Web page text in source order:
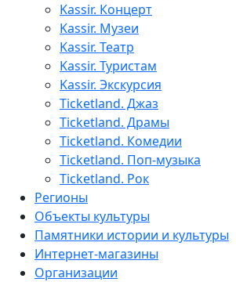
Kassir. Концерт
Kassir. Музеи
Kassir. Театр
Kassir. Туристам
Kassir. Экскурсия
Ticketland. Джаз
Ticketland. Драмы
Ticketland. Комедии
Ticketland. Поп-музыка
Ticketland. Рок
Регионы
Объекты культуры
Памятники истории и культуры
Интернет-магазины
Организации